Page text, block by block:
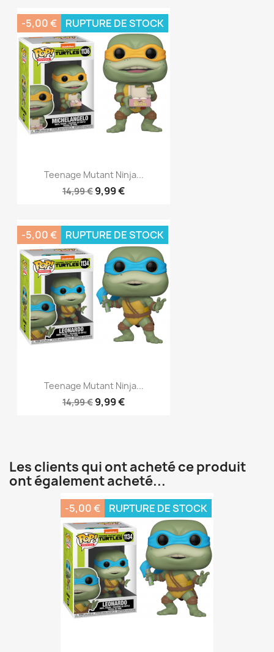
Teenage Mutant Ninja...
14,99 € 9,99 €
-5,00 € RUPTURE DE STOCK
Teenage Mutant Ninja...
14,99 € 9,99 €
-5,00 € RUPTURE DE STOCK
Les clients qui ont acheté ce produit
ont également acheté...
-5,00 € RUPTURE DE STOCK